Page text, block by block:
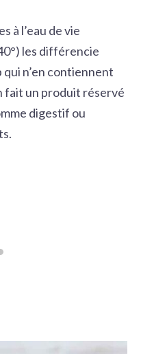
à l’eau de vie
les différencie
n’en contiennent
fait un produit réservé
digestif ou